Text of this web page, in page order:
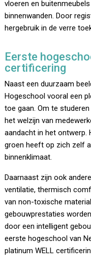
vloeren en
binnenwanden. Door
hergebruik in de verre
Eerste
certificering
Naast een duurzaam
Hogeschool vooral een
toe gaan. Om te
het welzijn van
aandacht in het ontwerp.
groen heeft op zich zelf
binnenklimaat.
Daarnaast zijn ook
ventilatie, thermisch
van non-toxische
gebouwprestaties
door een intelligent
eerste hogeschool van
platinum WELL